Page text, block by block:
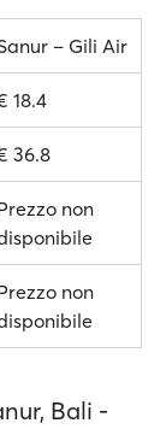
– Gili Air
18.4
36.8
non
non
Bali -